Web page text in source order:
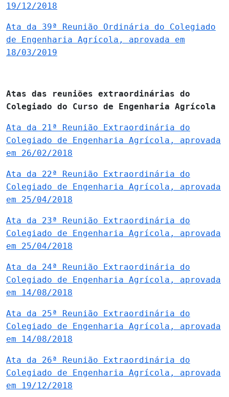
19/12/2018
Ata da 39ª Reunião Ordinária do Colegiado
de Engenharia Agrícola, aprovada em
18/03/2019
Atas das reuniões extraordinárias do
Colegiado do Curso de Engenharia Agrícola
Ata da 21ª Reunião Extraordinária do
Colegiado de Engenharia Agrícola, aprovada
em 26/02/2018
Ata da 22ª Reunião Extraordinária do
Colegiado de Engenharia Agrícola, aprovada
em 25/04/2018
Ata da 23ª Reunião Extraordinária do
Colegiado de Engenharia Agrícola, aprovada
em 25/04/2018
Ata da 24ª Reunião Extraordinária do
Colegiado de Engenharia Agrícola, aprovada
em 14/08/2018
Ata da 25ª Reunião Extraordinária do
Colegiado de Engenharia Agrícola, aprovada
em 14/08/2018
Ata da 26ª Reunião Extraordinária do
Colegiado de Engenharia Agrícola, aprovada
em 19/12/2018